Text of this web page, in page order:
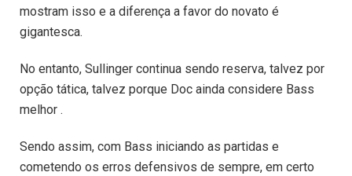
mostram isso e a diferença a favor do novato é
gigantesca.
No entanto, Sullinger continua sendo reserva, talvez por
opção tática, talvez porque Doc ainda considere Bass
melhor .
Sendo assim, com Bass iniciando as partidas e
cometendo os erros defensivos de sempre, em certo